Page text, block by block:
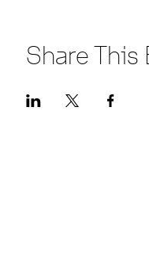
Share This